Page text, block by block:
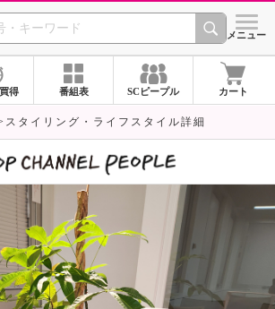
SHOP CHANNEL シメニュー
得 番組表 SCピープル カート
スタイリング・ライフスタイル詳細